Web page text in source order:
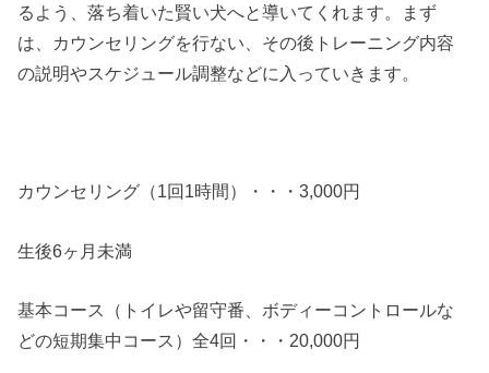
るよう、落ち着いた賢い犬へと導いてくれます。まず
は、カウンセリングを行ない、その後トレーニング内容
の説明やスケジュール調整などに入っていきます。
カウンセリング（1回1時間）・・・3,000円
生後6ヶ月未満
基本コース（トイレや留守番、ボディーコントロールな
どの短期集中コース）全4回・・・20,000円